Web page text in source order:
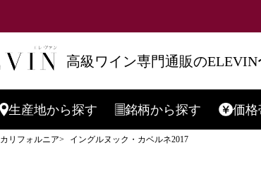
高級ワイン専門通販の
生産地から探す 銘柄から探す 価格
カリフォルニア イングルヌック・カベルネ2017